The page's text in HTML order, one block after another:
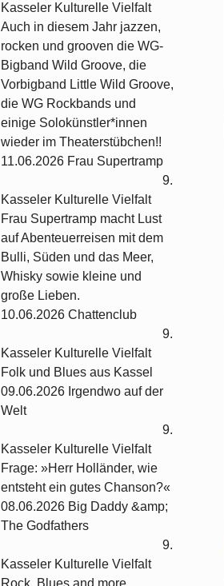
Kasseler Kulturelle Vielfalt
Auch in diesem Jahr jazzen,
rocken und grooven die WG-
Bigband Wild Groove, die
Vorbigband Little Wild Groove,
die WG Rockbands und
einige Solokünstler*innen
wieder im Theaterstübchen!!
11.06.2026 Frau Supertramp
9.
Kasseler Kulturelle Vielfalt
Frau Supertramp macht Lust
auf Abenteuerreisen mit dem
Bulli, Süden und das Meer,
Whisky sowie kleine und
große Lieben.
10.06.2026 Chattenclub
9.
Kasseler Kulturelle Vielfalt
Folk und Blues aus Kassel
09.06.2026 Irgendwo auf der
Welt
9.
Kasseler Kulturelle Vielfalt
Frage: »Herr Holländer, wie
entsteht ein gutes Chanson?«
08.06.2026 Big Daddy &amp;
The Godfathers
9.
Kasseler Kulturelle Vielfalt